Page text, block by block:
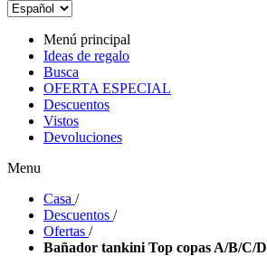
Menú principal
Ideas de regalo
Busca
OFERTA ESPECIAL
Descuentos
Vistos
Devoluciones
Menu
Casa /
Descuentos /
Ofertas /
Bañador tankini Top copas A/B/C/D